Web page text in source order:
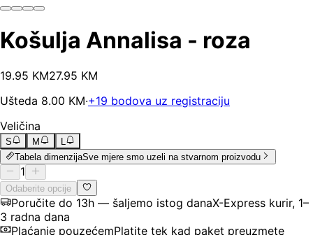
Košulja Annalisa - roza
19.95 KM27.95 KM
Ušteda 8.00 KM·+19 bodova uz registraciju
Veličina
S M
L
Tabela dimenzijaSve mjere smo uzeli na stvarnom proizvodu
1
Odaberite opcije
Poručite do 13h — šaljemo istog danaX-Express kurir, 1–
3 radna dana
Plaćanje pouzećemPlatite tek kad paket preuzmete